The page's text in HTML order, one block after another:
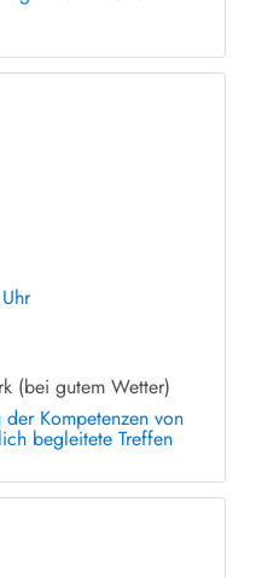
(bei gutem Wetter)
Kompetenzen von
begleitete Treffen